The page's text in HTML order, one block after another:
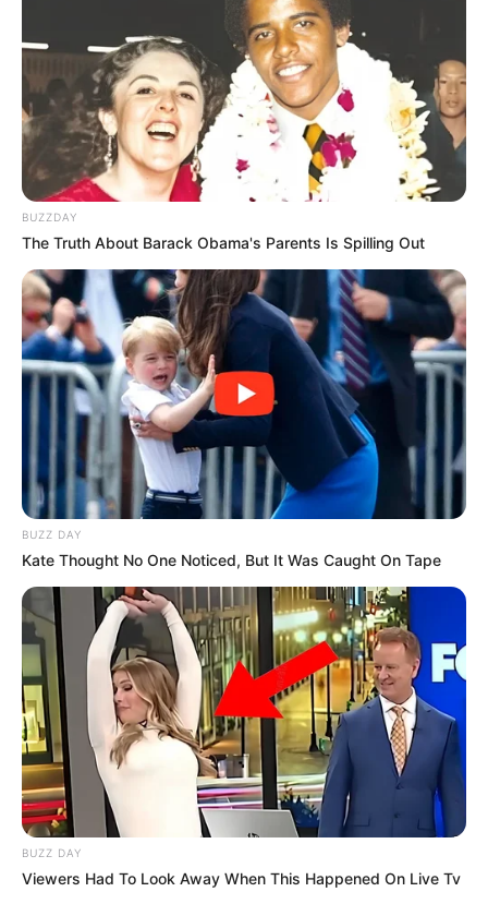
BUZZDAY
The Truth About Barack Obama's Parents Is Spilling Out
BUZZ DAY
Kate Thought No One Noticed, But It Was Caught On Tape
BUZZ DAY
Viewers Had To Look Away When This Happened On Live Tv